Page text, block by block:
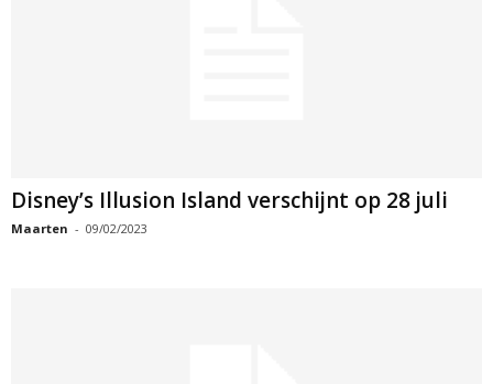
Disney’s Illusion Island verschijnt op 28 juli
Maarten - 09/02/2023